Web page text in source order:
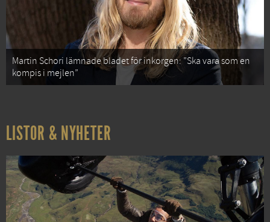
Martin Schori lämnade bladet för inkorgen: ”Ska vara som en
kompis i mejlen”
LISTOR & NYHETER